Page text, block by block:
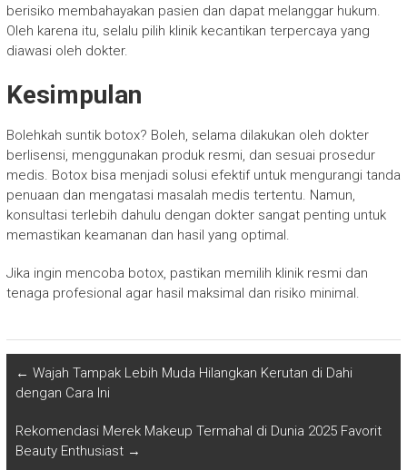
berisiko membahayakan pasien dan dapat melanggar hukum.
Oleh karena itu, selalu pilih klinik kecantikan terpercaya yang
diawasi oleh dokter.
Kesimpulan
Bolehkah suntik botox? Boleh, selama dilakukan oleh dokter
berlisensi, menggunakan produk resmi, dan sesuai prosedur
medis. Botox bisa menjadi solusi efektif untuk mengurangi tanda
penuaan dan mengatasi masalah medis tertentu. Namun,
konsultasi terlebih dahulu dengan dokter sangat penting untuk
memastikan keamanan dan hasil yang optimal.
Jika ingin mencoba botox, pastikan memilih klinik resmi dan
tenaga profesional agar hasil maksimal dan risiko minimal.
← Wajah Tampak Lebih Muda Hilangkan Kerutan di Dahi
dengan Cara Ini
Rekomendasi Merek Makeup Termahal di Dunia 2025 Favorit
Beauty Enthusiast →